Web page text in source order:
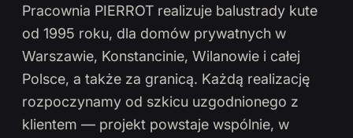
Pracownia PIERROT realizuje balustrady kute
od 1995 roku, dla domów prywatnych w
Warszawie, Konstancinie, Wilanowie i całej
Polsce, a także za granicą. Każdą realizację
rozpoczynamy od szkicu uzgodnionego z
klientem — projekt powstaje wspólnie, w